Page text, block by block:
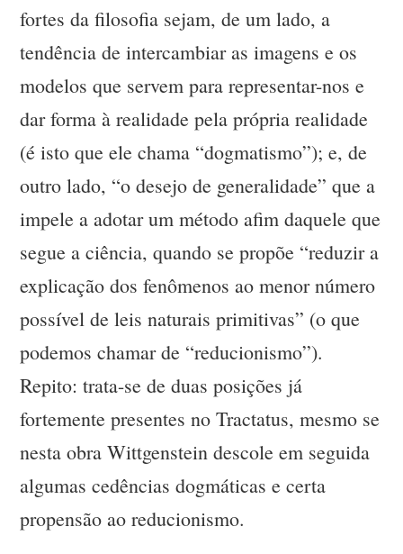
fortes da filosofia sejam, de um lado, a
tendência de intercambiar as imagens e os
modelos que servem para representar-nos e
dar forma à realidade pela própria realidade
(é isto que ele chama “dogmatismo”); e, de
outro lado, “o desejo de generalidade” que a
impele a adotar um método afim daquele que
segue a ciência, quando se propõe “reduzir a
explicação dos fenômenos ao menor número
possível de leis naturais primitivas” (o que
podemos chamar de “reducionismo”).
Repito: trata-se de duas posições já
fortemente presentes no Tractatus, mesmo se
nesta obra Wittgenstein descole em seguida
algumas cedências dogmáticas e certa
propensão ao reducionismo.